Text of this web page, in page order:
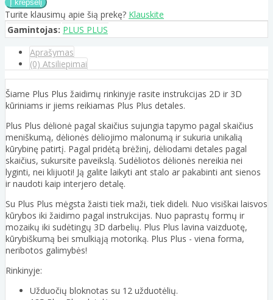
Turite klausimų apie šią prekę? Klauskite
Gamintojas: PLUS PLUS
Aprašymas
(0) Atsiliepimai
Šiame Plus Plus žaidimų rinkinyje rasite instrukcijas 2D ir 3D
kūriniams ir jiems reikiamas Plus Plus detales.
Plus Plus dėlionė pagal skaičius sujungia tapymo pagal skaičius
meniškumą, dėlionės dėliojimo malonumą ir sukuria unikalią
kūrybinę patirtį. Pagal pridėtą brėžinį, dėliodami detales pagal
skaičius, sukursite paveikslą. Sudėliotos dėlionės nereikia nei
lyginti, nei klijuoti! Ją galite laikyti ant stalo ar pakabinti ant sienos
ir naudoti kaip interjero detalę.
Su Plus Plus mėgsta žaisti tiek maži, tiek dideli. Nuo visiškai laisvos
kūrybos iki žaidimo pagal instrukcijas. Nuo paprastų formų ir
mozaikų iki sudėtingų 3D darbelių. Plus Plus lavina vaizduotę,
kūrybiškumą bei smulkiąją motoriką. Plus Plus - viena forma,
neribotos galimybės!
Rinkinyje:
Užduočių bloknotas su 12 užduotėlių.